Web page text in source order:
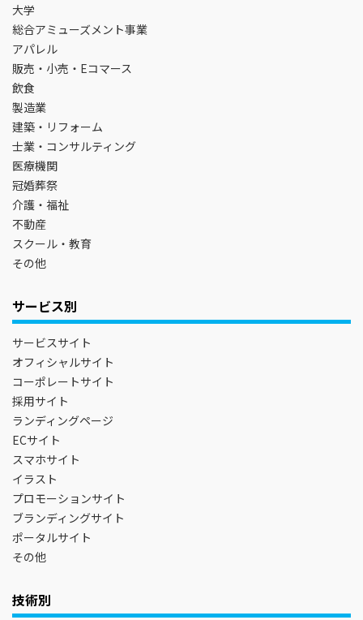
大学
総合アミューズメント事業
アパレル
販売・小売・Eコマース
飲食
製造業
建築・リフォーム
士業・コンサルティング
医療機関
冠婚葬祭
介護・福祉
不動産
スクール・教育
その他
サービス別
サービスサイト
オフィシャルサイト
コーポレートサイト
採用サイト
ランディングページ
ECサイト
スマホサイト
イラスト
プロモーションサイト
ブランディングサイト
ポータルサイト
その他
技術別